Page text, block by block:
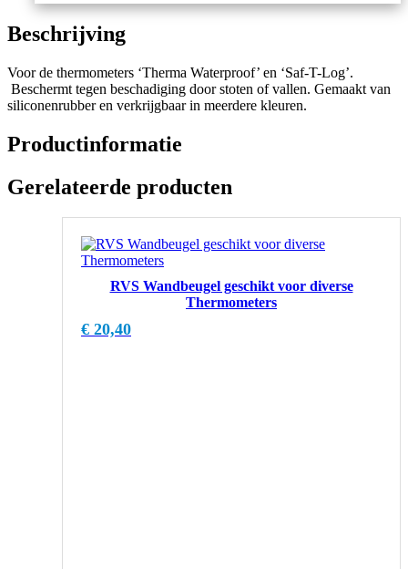
Beschrijving
Voor de thermometers ‘Therma Waterproof’ en ‘Saf-T-Log’.
Beschermt tegen beschadiging door stoten of vallen. Gemaakt van
siliconenrubber en verkrijgbaar in meerdere kleuren.
Productinformatie
Gerelateerde producten
RVS Wandbeugel geschikt voor diverse
Thermometers
€ 20,40